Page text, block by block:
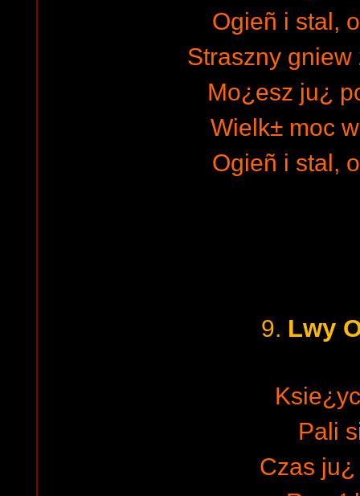
Ogieñ i stal,
Straszny gniew
Mo¿esz ju¿
Wielk± moc
Ogieñ i stal,
9. Lwy
Pali
Czas